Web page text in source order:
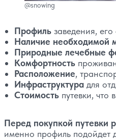
@snowing
Профиль заведения,
Наличие необходимой
Природные лечебные
Комфортность
Расположение,
Инфраструктура для
Стоимость путевки, что
Перед покупкой путевки
именно профиль подойдет